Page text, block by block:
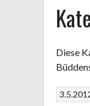
Diese